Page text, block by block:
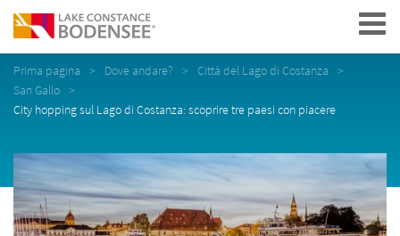
Navigation
Prima pagina Dove andare?
Città del Lago di Costanza
San Gallo
City hopping sul Lago di Costanza: scoprire tre paesi con piacere